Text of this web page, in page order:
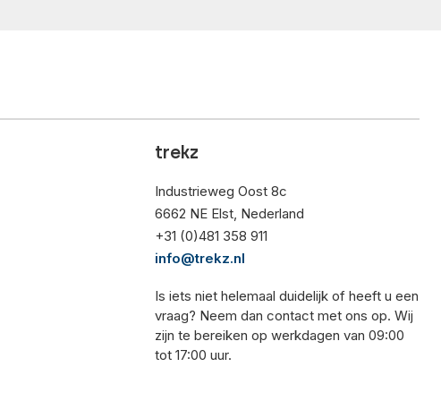
trekz
Industrieweg Oost 8c
6662 NE Elst, Nederland
+31 (0)481 358 911
info@trekz.nl
Is iets niet helemaal duidelijk of heeft u een
vraag? Neem dan contact met ons op. Wij
zijn te bereiken op werkdagen van 09:00
tot 17:00 uur.